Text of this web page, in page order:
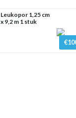
Leukopor 1,25 cm
x 9,2 m 1 stuk